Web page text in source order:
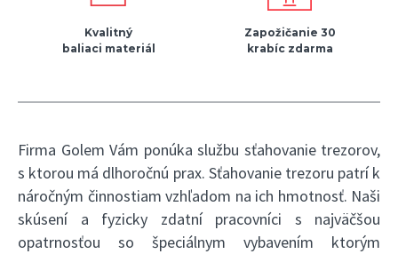
Kvalitný
baliaci materiál
Zapožičanie 30
krabíc zdarma
Firma Golem Vám ponúka službu sťahovanie trezorov,
s ktorou má dlhoročnú prax. Sťahovanie trezoru patrí k
náročným činnostiam vzhľadom na ich hmotnosť. Naši
skúsení a fyzicky zdatní pracovníci s najväčšou
opatrnosťou so špeciálnym vybavením ktorým